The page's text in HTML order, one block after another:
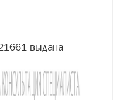
выдана